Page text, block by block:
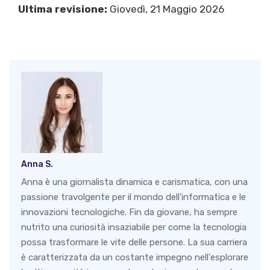
Ultima revisione: Giovedì, 21 Maggio 2026
Anna S.
Anna è una giornalista dinamica e carismatica, con una
passione travolgente per il mondo dell'informatica e le
innovazioni tecnologiche. Fin da giovane, ha sempre
nutrito una curiosità insaziabile per come la tecnologia
possa trasformare le vite delle persone. La sua carriera
è caratterizzata da un costante impegno nell'esplorare